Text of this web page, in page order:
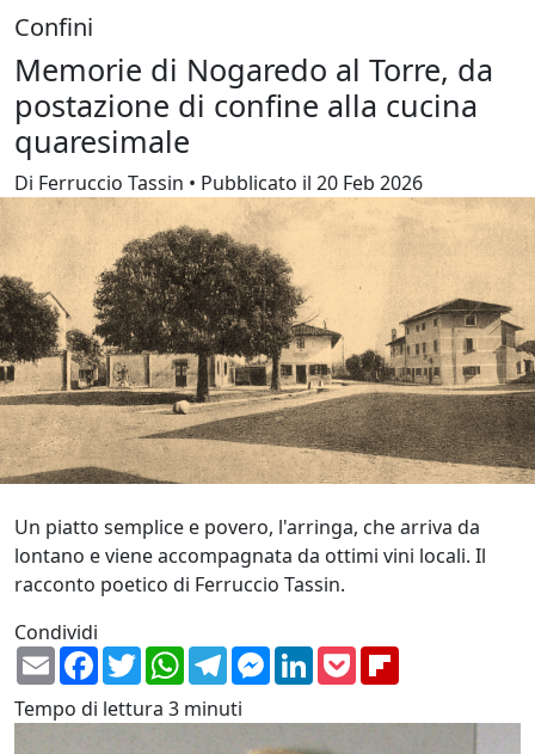
Confini
Memorie di Nogaredo al Torre, da
postazione di confine alla cucina
quaresimale
Di Ferruccio Tassin • Pubblicato il 20 Feb 2026
Un piatto semplice e povero, l'arringa, che arriva da
lontano e viene accompagnata da ottimi vini locali. Il
racconto poetico di Ferruccio Tassin.
Condividi
EmailFacebook
TwitterWhatsApp
TelegramMessenger
LinkedIn
Pocket
Tempo di lettura 3 minuti